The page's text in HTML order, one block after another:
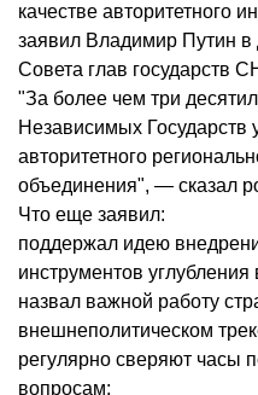
качестве авторитетного
заявил Владимир Путин
Совета глав государств
"За более чем три
Независимых Государств
авторитетного
объединения", — сказал
Что еще заявил:
поддержал идею
инструментов
назвал важной работу
внешнеполитическом
регулярно сверяют часы
вопросам;